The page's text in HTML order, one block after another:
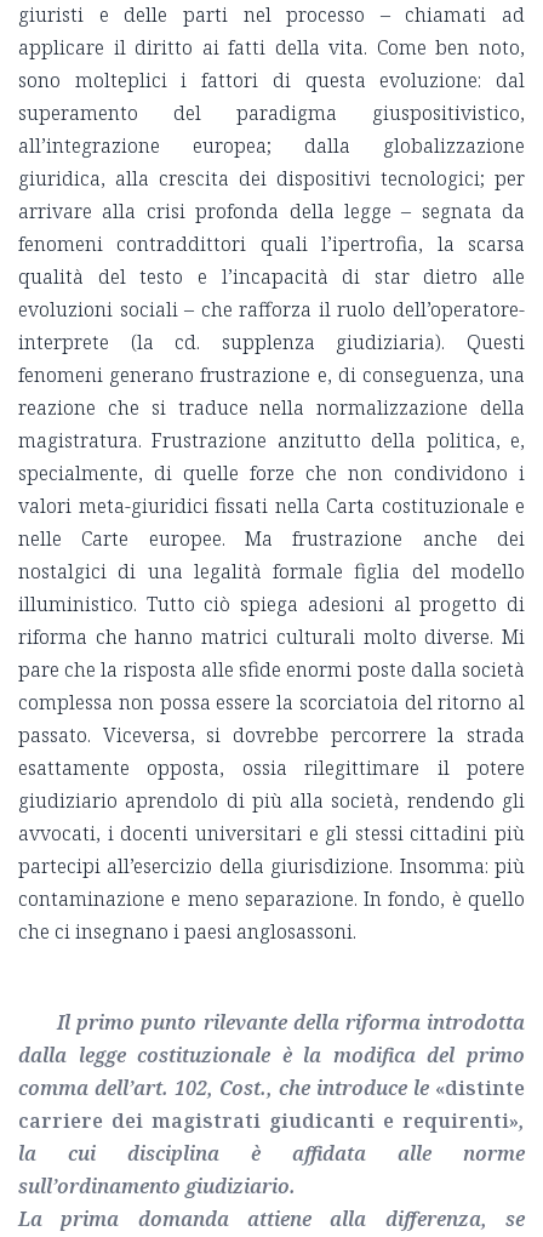
giuristi e delle parti nel processo – chiamati ad
applicare il diritto ai fatti della vita. Come ben noto,
sono molteplici i fattori di questa evoluzione: dal
superamento del paradigma giuspositivistico,
all’integrazione europea; dalla globalizzazione
giuridica, alla crescita dei dispositivi tecnologici; per
arrivare alla crisi profonda della legge – segnata da
fenomeni contraddittori quali l’ipertrofia, la scarsa
qualità del testo e l’incapacità di star dietro alle
evoluzioni sociali – che rafforza il ruolo dell’operatore-
interprete (la cd. supplenza giudiziaria). Questi
fenomeni generano frustrazione e, di conseguenza, una
reazione che si traduce nella normalizzazione della
magistratura. Frustrazione anzitutto della politica, e,
specialmente, di quelle forze che non condividono i
valori meta-giuridici fissati nella Carta costituzionale e
nelle Carte europee. Ma frustrazione anche dei
nostalgici di una legalità formale figlia del modello
illuministico. Tutto ciò spiega adesioni al progetto di
riforma che hanno matrici culturali molto diverse. Mi
pare che la risposta alle sfide enormi poste dalla società
complessa non possa essere la scorciatoia del ritorno al
passato. Viceversa, si dovrebbe percorrere la strada
esattamente opposta, ossia rilegittimare il potere
giudiziario aprendolo di più alla società, rendendo gli
avvocati, i docenti universitari e gli stessi cittadini più
partecipi all’esercizio della giurisdizione. Insomma: più
contaminazione e meno separazione. In fondo, è quello
che ci insegnano i paesi anglosassoni.
Il primo punto rilevante della riforma introdotta
dalla legge costituzionale è la modifica del primo
comma dell’art. 102, Cost., che introduce le «distinte
carriere dei magistrati giudicanti e requirenti»,
la cui disciplina è affidata alle norme
sull’ordinamento giudiziario.
La prima domanda attiene alla differenza, se